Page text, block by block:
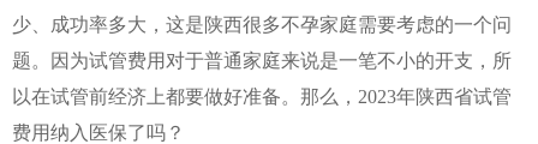
试管医院
睿果国际
少、成功率多大，这是陕西很多不孕家庭需要考虑的一个问
题。因为试管费用对于普通家庭来说是一笔不小的开支，所
以在试管前经济上都要做好准备。那么，2023年陕西省试管
费用纳入医保了吗？